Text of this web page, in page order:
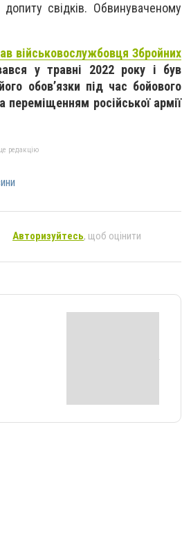
свідків. Обвинуваченому
військовослужбовця Збройних
у травні 2022 року і був
обовʼязки під час бойового
переміщенням російської армії
редакцію
Авторизуйтесь, щоб оцінити